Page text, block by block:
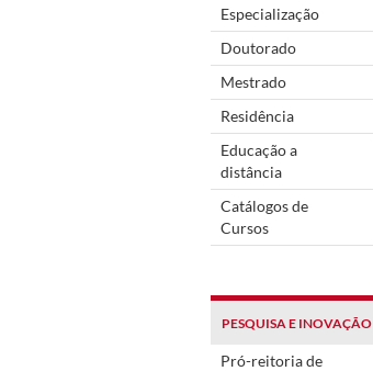
Especialização
Doutorado
Mestrado
Residência
Educação a
distância
Catálogos de
Cursos
PESQUISA E INOVAÇÃO
Pró-reitoria de